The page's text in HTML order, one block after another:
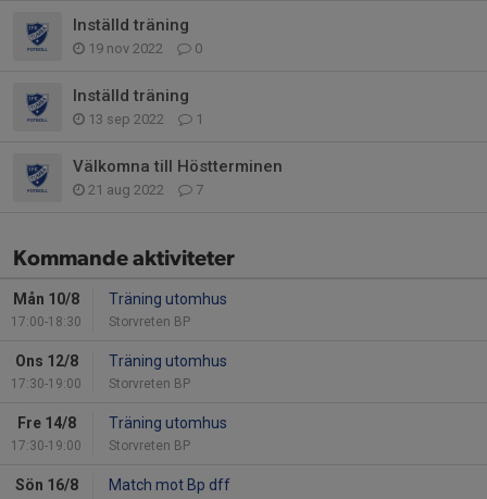
Inställd träning
19 nov 2022 0
Inställd träning
13 sep 2022 1
Välkomna till Höstterminen
21 aug 2022 7
Kommande aktiviteter
Mån 10/8
17:00-18:30
Träning utomhus
Storvreten BP
Ons 12/8
17:30-19:00
Träning utomhus
Storvreten BP
Fre 14/8
17:30-19:00
Träning utomhus
Storvreten BP
Sön 16/8 Match mot Bp dff